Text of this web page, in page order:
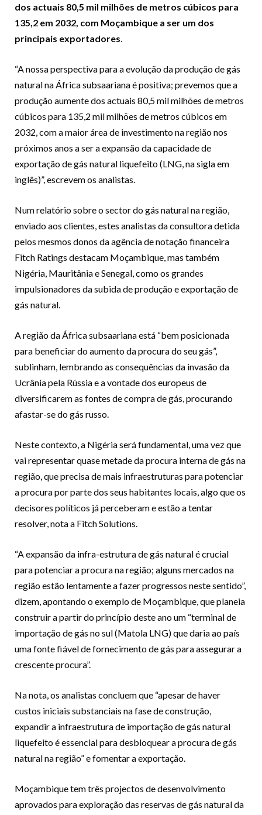
dos actuais 80,5 mil milhões de metros cúbicos para
135,2 em 2032, com Moçambique a ser um dos
principais exportadores
“A nossa perspectiva para a evolução da produção de gás
natural na África subsaariana é positiva; prevemos que a
produção aumente dos actuais 80,5 mil milhões de metros
cúbicos para 135,2 mil milhões de metros cúbicos em
2032, com a maior área de investimento na região nos
próximos anos a ser a expansão da capacidade de
exportação de gás natural liquefeito (LNG, na sigla em
inglês)”, escrevem os analistas.
Num relatório sobre o sector do gás natural na região,
enviado aos clientes, estes analistas da consultora detida
pelos mesmos donos da agência de notação financeira
Fitch Ratings destacam Moçambique, mas também
Nigéria, Mauritânia e Senegal, como os grandes
impulsionadores da subida de produção e exportação de
gás natural.
A região da África subsaariana está “bem posicionada
para beneficiar do aumento da procura do seu gás”,
sublinham, lembrando as consequências da invasão da
Ucrânia pela Rússia e a vontade dos europeus de
diversificarem as fontes de compra de gás, procurando
afastar-se do gás russo.
Neste contexto, a Nigéria será fundamental, uma vez que
vai representar quase metade da procura interna de gás na
região, que precisa de mais infraestruturas para potenciar
a procura por parte dos seus habitantes locais, algo que os
decisores políticos já perceberam e estão a tentar
resolver, nota a Fitch Solutions.
“A expansão da infra-estrutura de gás natural é crucial
para potenciar a procura na região; alguns mercados na
região estão lentamente a fazer progressos neste sentido”,
dizem, apontando o exemplo de Moçambique, que planeia
construir a partir do princípio deste ano um “terminal de
importação de gás no sul (Matola LNG) que daria ao país
uma fonte fiável de fornecimento de gás para assegurar a
crescente procura”.
Na nota, os analistas concluem que “apesar de haver
custos iniciais substanciais na fase de construção,
expandir a infraestrutura de importação de gás natural
liquefeito é essencial para desbloquear a procura de gás
natural na região” e fomentar a exportação.
Moçambique tem três projectos de desenvolvimento
aprovados para exploração das reservas de gás natural da